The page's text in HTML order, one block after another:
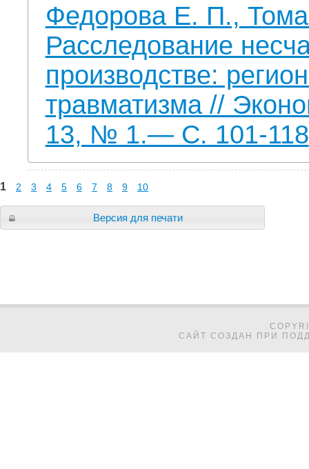
Федорова Е. П.,
Расследование
производстве:
травматизма //
13, № 1.— С. 101-118
1 2 3 4 5 6 7 8 9 10
Версия для печати
САЙТ СОЗДАН ПРИ